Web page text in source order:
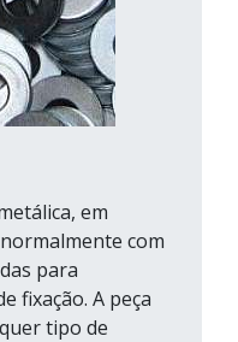
em
com
para
fixação. A peça
tipo de